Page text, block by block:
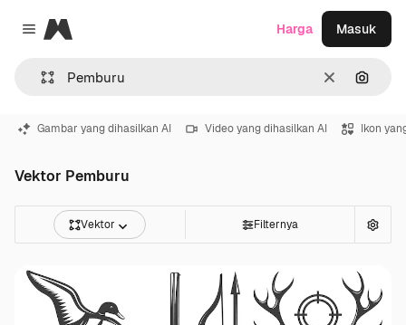
Close menu
Magnific
Jernih
Harga Masuk
Gambar yang dihasilkan AI Video yang dihasilkan AI Ikon
Vektor Pemburu
Vektor Filternya